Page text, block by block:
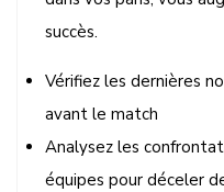
succès.
Vérifiez les dernières
avant le match
Analysez les
équipes pour déceler